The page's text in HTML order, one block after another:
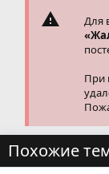
Для
При
Похожие